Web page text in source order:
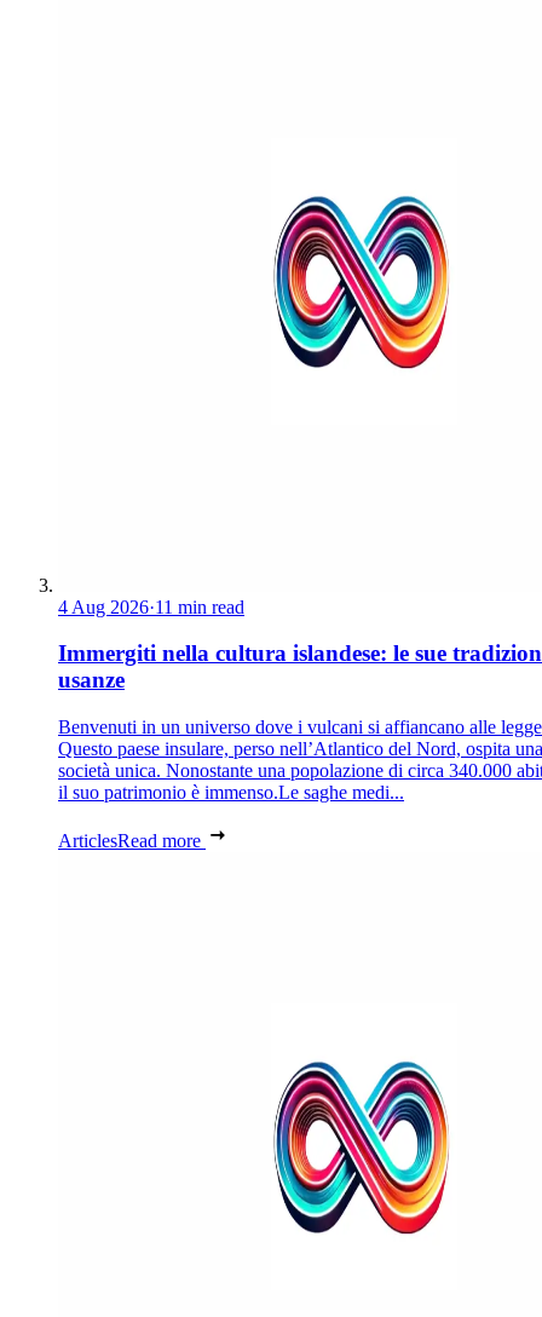
4 Aug 2026·11 min read
Immergiti nella cultura islandese: le sue
usanze
Benvenuti in un universo dove i vulcani si affiancano alle
Questo paese insulare, perso nell’Atlantico del Nord, ospita una
società unica. Nonostante una popolazione di circa 340.000
il suo patrimonio è immenso.Le saghe medi...
ArticlesRead more